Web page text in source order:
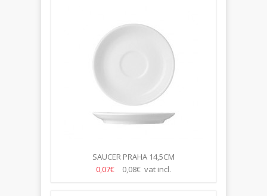
SAUCER PRAHA 14,5CM
0,07€
0,08€ vat incl.